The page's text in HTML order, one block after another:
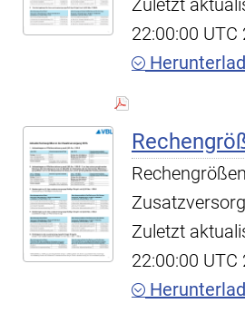
Zuletzt
22:00:00 UTC
Zuletzt
22:00:00 UTC